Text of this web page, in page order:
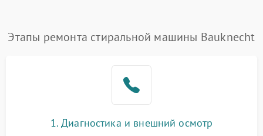
2200 ₽ Подробнее →
Этапы ремонта стиральной машины Bauknecht
1. Диагностика и внешний осмотр